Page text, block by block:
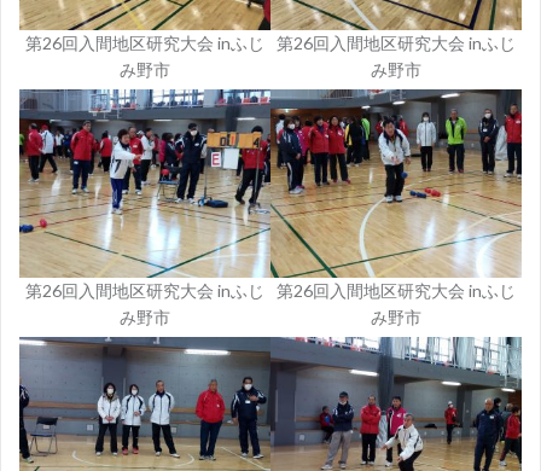
第26回入間地区研究大会 inふじ
み野市
第26回入間地区研究大会 inふじ
み野市
第26回入間地区研究大会 inふじ
み野市
第26回入間地区研究大会 inふじ
み野市